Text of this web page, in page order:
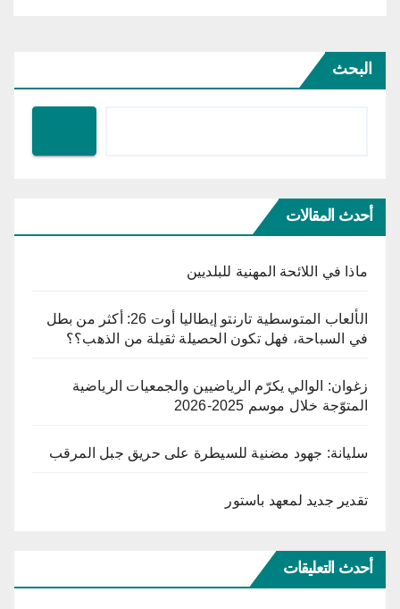
البحث
أحدث المقالات
ماذا في اللائحة المهنية للبلديين
الألعاب المتوسطية تارنتو إيطاليا أوت 26: أكثر من بطل
في السباحة، فهل تكون الحصيلة ثقيلة من الذهب؟؟
زغوان: الوالي يكرّم الرياضيين والجمعيات الرياضية
المتوّجة خلال موسم 2025-2026
سليانة: جهود مضنية للسيطرة على حريق جبل المرقب
تقدير جديد لمعهد باستور
أحدث التعليقات